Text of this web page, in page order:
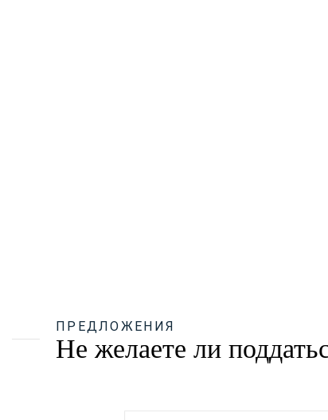
ПРЕДЛОЖЕНИЯ
Не желаете ли